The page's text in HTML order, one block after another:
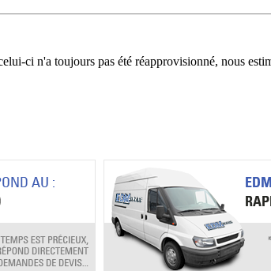
ci n'a toujours pas été réapprovisionné, nous